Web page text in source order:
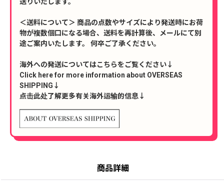
＜送料について＞ 商品の点数やサイズにより発送時にお荷
物が複数個口になる場合、送料を再計算後、メールにて別
途ご案内いたします。 何卒ご了承ください。
海外への発送についてはこちらをご覧ください↓
Click here for more information about OVERSEAS
SHIPPING↓
点击此处了解更多有关海外运输的信息↓
商品詳細